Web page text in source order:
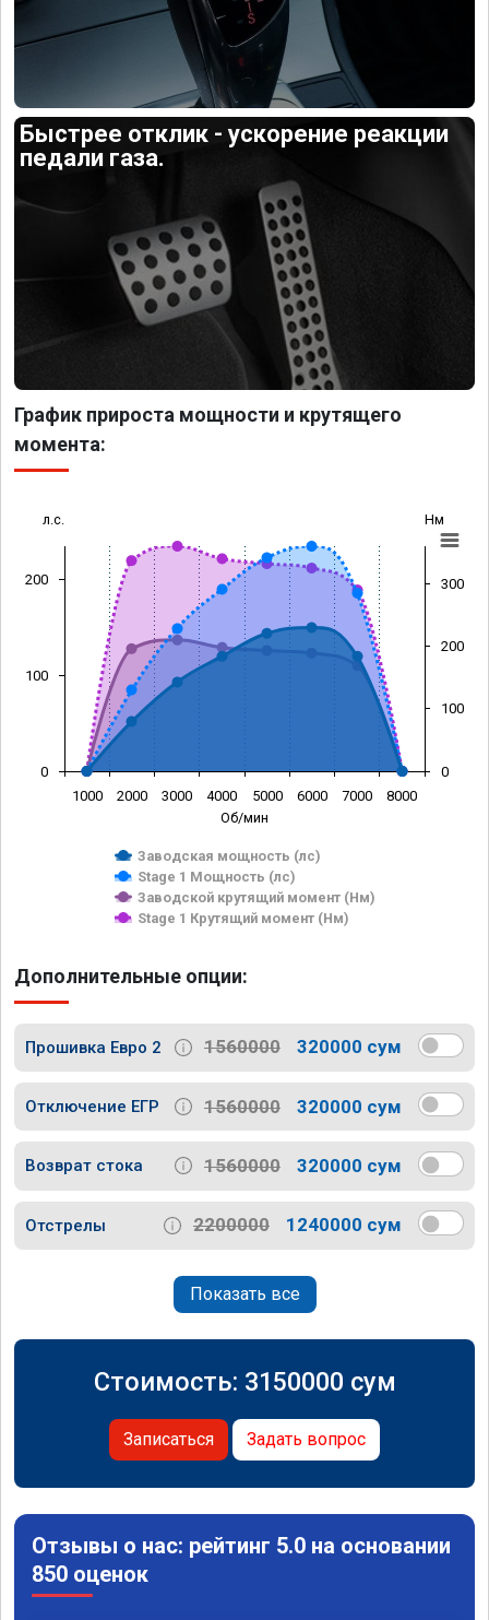
Быстрее отклик - ускорение реакции
педали газа.
График прироста мощности и крутящего
момента:
Об/мин
л.с. Нм
Заводская мощность (лс)
Stage 1 Мощность (лс)
Заводской крутящий момент (Нм)
Stage 1 Крутящий момент (Нм)
1000 2000 3000 4000 5000 6000 7000 8000
0
100
200
0
100
200
300
Дополнительные опции:
Прошивка Евро 2 1560000 320000 сум
Отключение ЕГР 1560000 320000 сум
Возврат стока 1560000 320000 сум
Отстрелы 2200000 1240000 сум
Показать все
Стоимость: 3150000 сум
Записаться Задать вопрос
Отзывы о нас: рейтинг 5.0 на основании
850 оценок